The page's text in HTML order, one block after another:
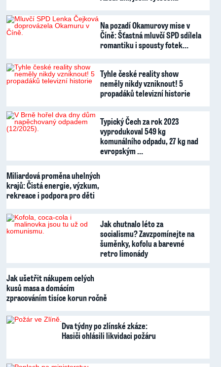
Na pozadí Okamurovy mise v
Číně: Šťastná mluvčí SPD sdílela
romantiku i spousty fotek…
Tyhle české reality show
neměly nikdy vzniknout! 5
propadáků televizní historie
Typický Čech za rok 2023
vyprodukoval 549 kg
komunálního odpadu, 27 kg nad
evropským …
Miliardová proměna uhelných
krajů: Čistá energie, výzkum,
rekreace i podpora pro děti
Jak chutnalo léto za
socialismu? Zavzpomínejte na
šuměnky, kofolu a barevné
retro limonády
Jak ušetřit nákupem celých
kusů masa a domácím
zpracováním tisíce korun ročně
Dva týdny po zlínské zkáze:
Hasiči ohlásili likvidaci požáru